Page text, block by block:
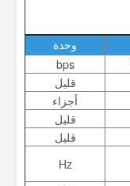
وحدة
bps
قليل
أجزاء
قليل
قليل
Hz